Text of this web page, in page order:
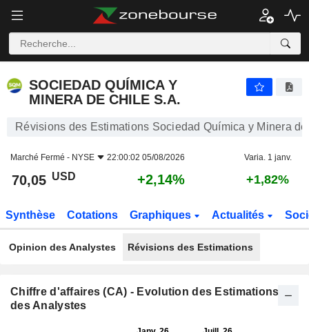
SOCIEDAD QUÍMICA Y
MINERA DE CHILE S.A.
Révisions des Estimations Sociedad Química y Minera
Marché Fermé - NYSE 22:00:02 05/08/2026 Varia. 1 janv.
70,05 USD +2,14% +1,82%
Synthèse Cotations Graphiques Actualités
Opinion des Analystes Révisions des Estimations
Chiffre d'affaires (CA) - Evolution des Estimations
des Analystes